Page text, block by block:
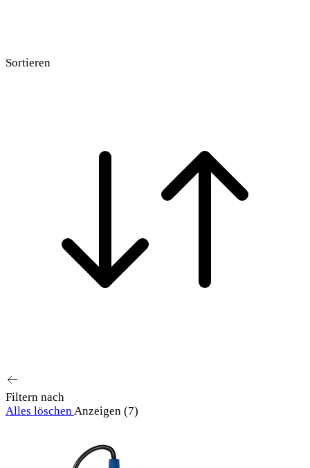
Sortieren
Ausgewählt
Filtern nach
Alles löschenAnzeigen (7)